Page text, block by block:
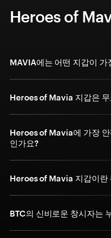
Heroes of
MAVIA에는 어떤 지갑이 가
Heroes of Mavia 지갑은 무
Heroes of Mavia에 가장 안
인가요?
Heroes of Mavia 지갑이란
BTC의 신비로운 창시자는